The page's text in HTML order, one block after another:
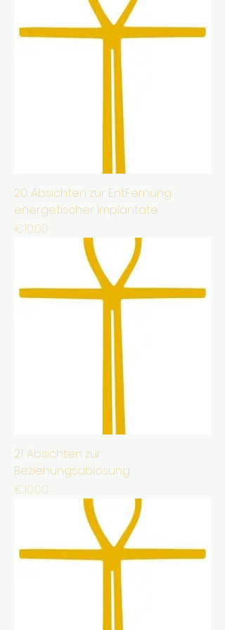
20. Absichten zur EntFernung
energetischer Implantate
Price
€10.00
21. Absichten zur
Beziehungsablösung
Price
€10.00